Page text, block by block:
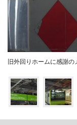
旧外回りホームに感謝の